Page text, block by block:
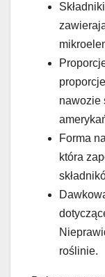
nawozie
Forma
która
roślinie.